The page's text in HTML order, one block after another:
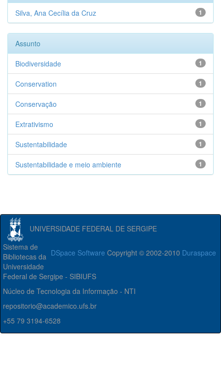
1
Silva, Ana Cecília da Cruz
Assunto
1
Biodiversidade
1
Conservation
1
Conservação
1
Extrativismo
1
Sustentabilidade
1
Sustentabilidade e meio ambiente
UNIVERSIDADE FEDERAL DE SERGIPE
DSpace Software Copyright © 2002-2010 Duraspace
Sistema de
Bibliotecas da
Universidade
Federal de Sergipe - SIBIUFS
Núcleo de Tecnologia da Informação - NTI
repositorio@academico.ufs.br
+55 79 3194-6528